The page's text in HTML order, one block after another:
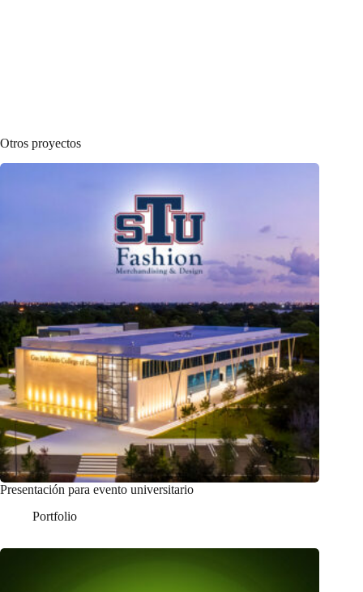
Otros proyectos
Presentación para evento universitario
Portfolio